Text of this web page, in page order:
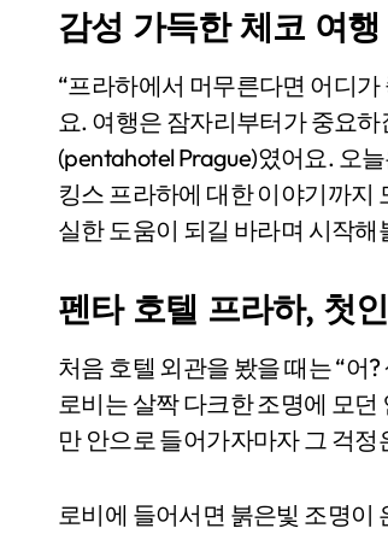
감성 가득한 체코 여행
“프라하에서 머무른다면 어디가 좋을까?” 유럽 여행을 준비하면서 가장 고민했던 부분 중 하나였어
요. 여행은 잠자리부터가 중요
(pentahotel Prague)였어요. 오
킹스 프라하에 대한 이야기까지
실한 도움이 되길 바라며 시작해
펜타 호텔 프라하, 첫
처음 호텔 외관을 봤을 때는 “어
로비는 살짝 다크한 조명에 모
만 안으로 들어가자마자 그 걱
로비에 들어서면 붉은빛 조명이